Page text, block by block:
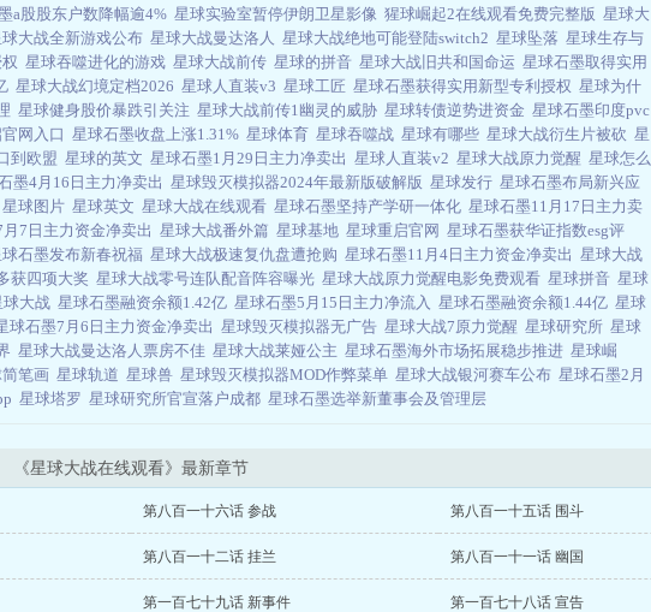
a股股东户数降幅逾4% 星球实验室暂停伊朗卫星影像 猩球崛起2在线观看免费完整版 星球大
大战全新游戏公布 星球大战曼达洛人 星球大战绝地可能登陆switch2 星球坠落 星球生存与
星球吞噬进化的游戏 星球大战前传 星球的拼音 星球大战旧共和国命运 星球石墨取得实用
星球大战幻境定档2026 星球人直装v3 星球工匠 星球石墨获得实用新型专利授权 星球为什
星球健身股价暴跌引关注 星球大战前传1幽灵的威胁 星球转债逆势进资金 星球石墨印度pvc
网入口 星球石墨收盘上涨1.31% 星球体育 星球吞噬战 星球有哪些 星球大战衍生片被砍 星
到欧盟 星球的英文 星球石墨1月29日主力净卖出 星球人直装v2 星球大战原力觉醒 星球怎么
墨4月16日主力净卖出 星球毁灭模拟器2024年最新版破解版 星球发行 星球石墨布局新兴应
星球图片 星球英文 星球大战在线观看 星球石墨坚持产学研一体化 星球石墨11月17日主力卖
7日主力资金净卖出 星球大战番外篇 星球基地 星球重启官网 星球石墨获华证指数esg评
石墨发布新春祝福 星球大战极速复仇盘遭抢购 星球石墨11月4日主力资金净卖出 星球大战
获四项大奖 星球大战零号连队配音阵容曝光 星球大战原力觉醒电影免费观看 星球拼音 星球
球大战 星球石墨融资余额1.42亿 星球石墨5月15日主力净流入 星球石墨融资余额1.44亿 星球
球石墨7月6日主力资金净卖出 星球毁灭模拟器无广告 星球大战7原力觉醒 星球研究所 星球
星球大战曼达洛人票房不佳 星球大战莱娅公主 星球石墨海外市场拓展稳步推进 星球崛
笔画 星球轨道 星球兽 星球毁灭模拟器MOD作弊菜单 星球大战银河赛车公布 星球石墨2月
星球塔罗 星球研究所官宣落户成都 星球石墨选举新董事会及管理层
《星球大战在线观看》最新章节
第八百一十六话 参战 第八百一十五话 围斗
第八百一十二话 挂兰 第八百一十一话 幽国
第一百七十九话 新事件 第一百七十八话 宣告